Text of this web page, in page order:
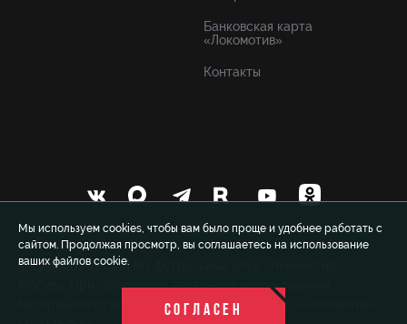
Мы используем cookies, чтобы вам было проще и удобнее работать с
сайтом. Продолжая просмотр, вы соглашаетесь на использование
ваших файлов cookie.
СОГЛАСЕН
Банковская карта
«Локомотив»
Контакты
© 1999-2026 FCLM.RU Футбольный клуб «Локомотив»
Москва. При полном или частичном использовании
материалов ссылка на официальный сайт ФК «Локомотив»